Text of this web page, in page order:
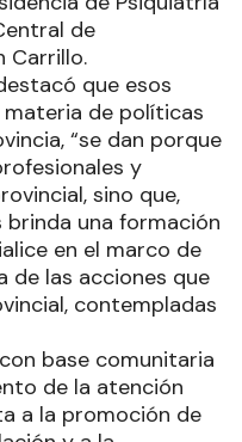
de
Carrillo.
que esos
de políticas
“se dan porque
y
sino que,
brinda una formación
en el marco de
de las acciones que
contempladas
base comunitaria
de la atención
a la promoción de